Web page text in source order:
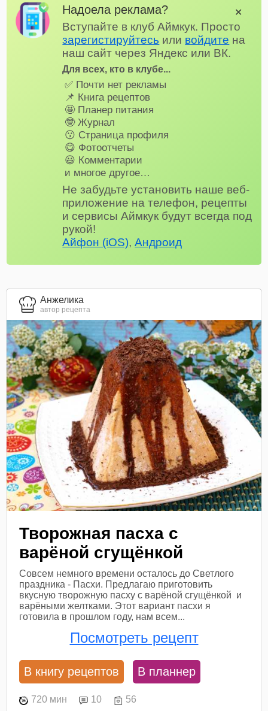
Надоела реклама?
Вступайте в клуб Аймкук. Просто
зарегистируйтесь или войдите на
наш сайт через Яндекс или ВК.
Для всех, кто в клубе...
✅ Почти нет рекламы
📌 Книга рецептов
🤩 Планер питания
🤓 Журнал
😗 Страница профиля
😋 Фотоотчеты
😃 Комментарии
и многое другое…
Не забудьте установить наше веб-
приложение на телефон, рецепты
и сервисы Аймкук будут всегда под
рукой!
Айфон (iOS),Андроид
✕
Анжелика
автор рецепта
Творожная пасха с
варёной сгущёнкой
Совсем немного времени осталось до Светлого
праздника - Пасхи. Предлагаю приготовить
вкусную творожную пасху с варёной сгущёнкой и
варёными желтками. Этот вариант пасхи я
готовила в прошлом году, нам всем...
Посмотреть рецепт
В книгу рецептов В планнер
720 мин 10 56